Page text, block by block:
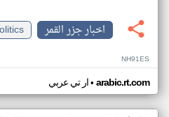
اخبار جزر القمر
NH91ES
ار تي عربي• arabic.rt.com